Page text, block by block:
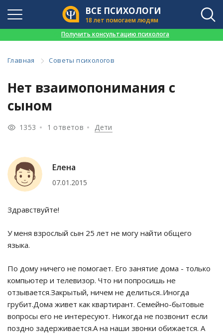
ВСЕ ПСИХОЛОГИ
18 лет помогаем людям
Получить консультацию психолога
Главная Советы психологов
Нет взаимопонимания с
сыном
1353 1 ответов Дети
Елена
07.01.2015
Здравствуйте!
У меня взрослый сын 25 лет не могу найти общего
языка.
По дому ничего не помогает. Его занятие дома - только
компьютер и телевизор. Что ни попросишь не
отзывается.Закрытый, ничем не делиться..Иногда
грубит.Дома живет как квартирант. Семейно-бытовые
вопросы его не интересуют. Никогда не позвонит если
поздно задерживается.А на наши звонки обижается. А